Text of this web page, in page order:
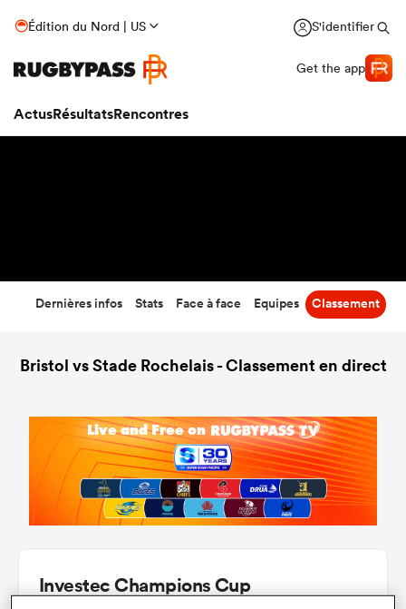
Édition du Nord | US S'identifier
Get the app
ActusRésultatsRencontres
Dernières infos Stats Face à face Equipes Classement
Bristol vs Stade Rochelais - Classement en direct
Investec Champions Cup